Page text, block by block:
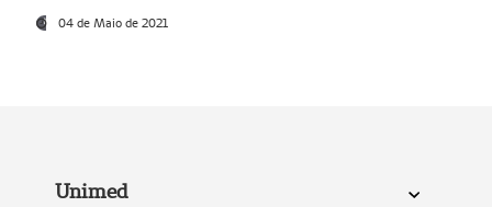
04 de Maio de 2021
Unimed